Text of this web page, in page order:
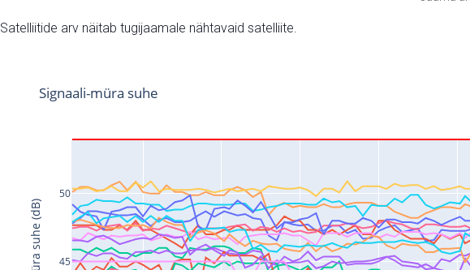
Satelliitide arv näitab tugijaamale nähtavaid satelliite.